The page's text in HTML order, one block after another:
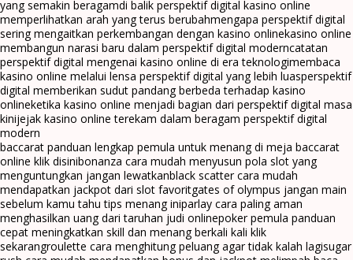
yang semakin beragamdi balik perspektif digital kasino online
memperlihatkan arah yang terus berubahmengapa perspektif digital
sering mengaitkan perkembangan dengan kasino onlinekasino online
membangun narasi baru dalam perspektif digital moderncatatan
perspektif digital mengenai kasino online di era teknologimembaca
kasino online melalui lensa perspektif digital yang lebih luasperspektif
digital memberikan sudut pandang berbeda terhadap kasino
onlineketika kasino online menjadi bagian dari perspektif digital masa
kinijejak kasino online terekam dalam beragam perspektif digital
modern
baccarat panduan lengkap pemula untuk menang di meja baccarat
online klik disinibonanza cara mudah menyusun pola slot yang
menguntungkan jangan lewatkanblack scatter cara mudah
mendapatkan jackpot dari slot favoritgates of olympus jangan main
sebelum kamu tahu tips menang iniparlay cara paling aman
menghasilkan uang dari taruhan judi onlinepoker pemula panduan
cepat meningkatkan skill dan menang berkali kali klik
sekarangroulette cara menghitung peluang agar tidak kalah lagisugar